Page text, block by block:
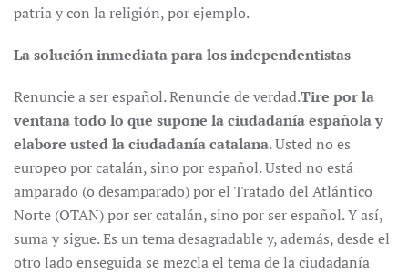
patria y con la religión, por ejemplo.
La solución inmediata para los independentistas
Renuncie a ser español. Renuncie de verdad.Tire por la
ventana todo lo que supone la ciudadanía española y
elabore usted la ciudadanía catalana. Usted no es
europeo por catalán, sino por español. Usted no está
amparado (o desamparado) por el Tratado del Atlántico
Norte (OTAN) por ser catalán, sino por ser español. Y así,
suma y sigue. Es un tema desagradable y, además, desde el
otro lado enseguida se mezcla el tema de la ciudadanía